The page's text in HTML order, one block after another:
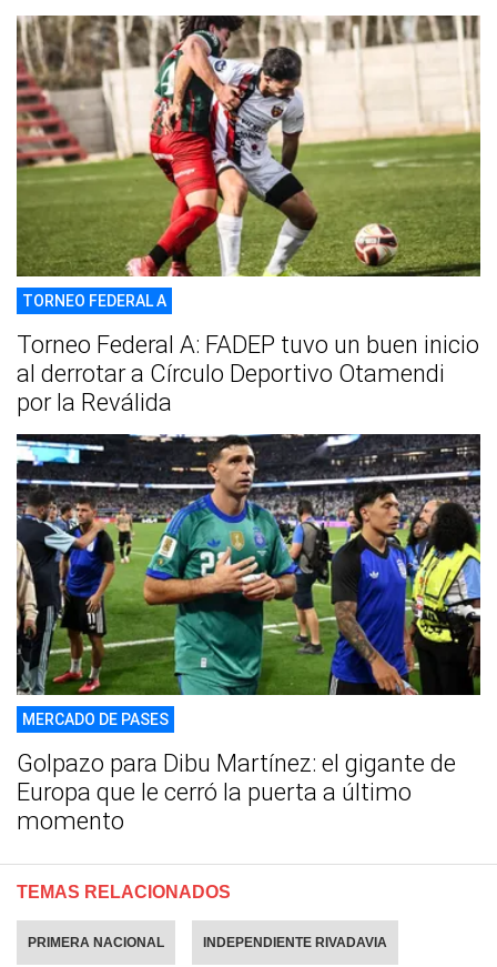
TORNEO FEDERAL A
Torneo Federal A: FADEP tuvo un buen inicio
al derrotar a Círculo Deportivo Otamendi
por la Reválida
MERCADO DE PASES
Golpazo para Dibu Martínez: el gigante de
Europa que le cerró la puerta a último
momento
TEMAS RELACIONADOS
PRIMERA NACIONAL INDEPENDIENTE RIVADAVIA